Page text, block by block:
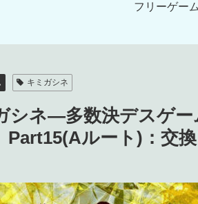
フリーゲーム
キミガシネ
シネ―多数決デスゲ
ルート)：交換